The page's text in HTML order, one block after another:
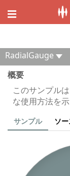
RadialGauge
概要
このサンプル
な使用方法を示
サンプル ソー